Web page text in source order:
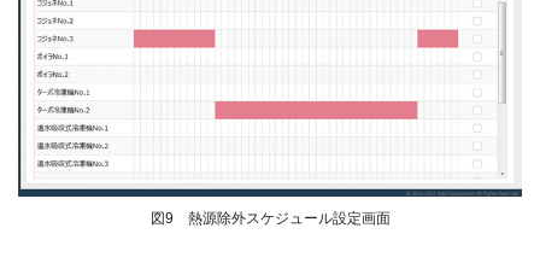
図9 熱源除外スケジュール設定画面